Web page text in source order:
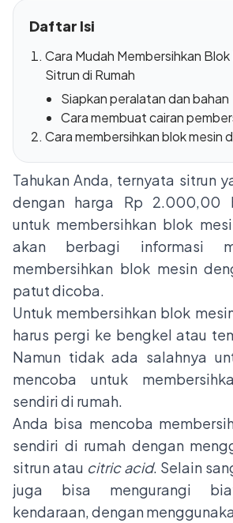
Daftar Isi
Cara Mudah Membersihkan
Sitrun di Rumah
Siapkan peralatan dan bahan
Cara membuat cairan
Cara membersihkan blok mesin
Tahukan Anda, ternyata sitrun
dengan harga Rp 2.000,00
untuk membersihkan blok
akan berbagi informasi
membersihkan blok mesin
patut dicoba.
Untuk membersihkan blok
harus pergi ke bengkel atau
Namun tidak ada salahnya
mencoba untuk
sendiri di rumah.
Anda bisa mencoba
sendiri di rumah dengan
sitrun atau citric acid. Selain
juga bisa mengurangi
kendaraan, dengan